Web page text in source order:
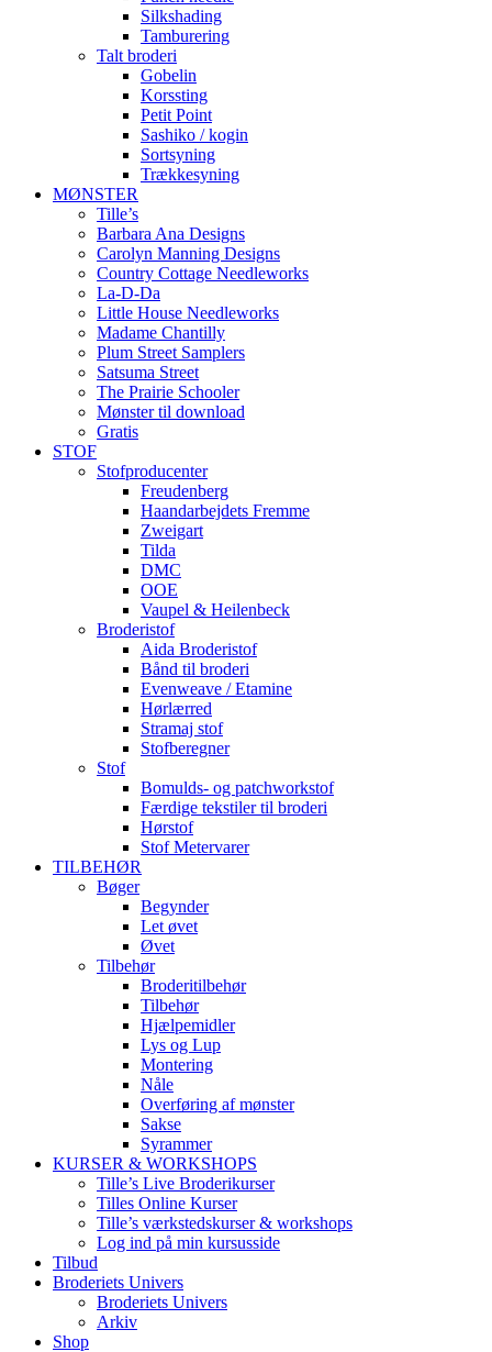
Silkshading
Tamburering
Talt broderi
Gobelin
Korssting
Petit Point
Sashiko / kogin
Sortsyning
Trækkesyning
MØNSTER
Tille’s
Barbara Ana Designs
Carolyn Manning Designs
Country Cottage Needleworks
La-D-Da
Little House Needleworks
Madame Chantilly
Plum Street Samplers
Satsuma Street
The Prairie Schooler
Mønster til download
Gratis
STOF
Stofproducenter
Freudenberg
Haandarbejdets Fremme
Zweigart
Tilda
DMC
OOE
Vaupel & Heilenbeck
Broderistof
Aida Broderistof
Bånd til broderi
Evenweave / Etamine
Hørlærred
Stramaj stof
Stofberegner
Stof
Bomulds- og patchworkstof
Færdige tekstiler til broderi
Hørstof
Stof Metervarer
TILBEHØR
Bøger
Begynder
Let øvet
Øvet
Tilbehør
Broderitilbehør
Tilbehør
Hjælpemidler
Lys og Lup
Montering
Nåle
Overføring af mønster
Sakse
Syrammer
KURSER & WORKSHOPS
Tille’s Live Broderikurser
Tilles Online Kurser
Tille’s værkstedskurser & workshops
Log ind på min kursusside
Tilbud
Broderiets Univers
Broderiets Univers
Arkiv
Shop